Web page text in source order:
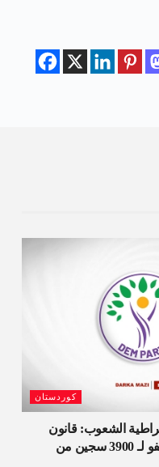
كوردستان
الشعوب: قانون
الإطار الجديد يمنح العفو لـ 3900 سجين من